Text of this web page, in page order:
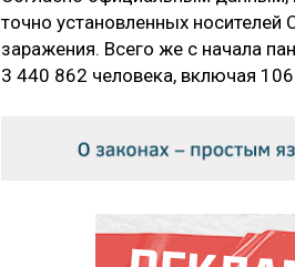
точно установленных
заражения. Всего же с начала
3 440 862 человека, включая